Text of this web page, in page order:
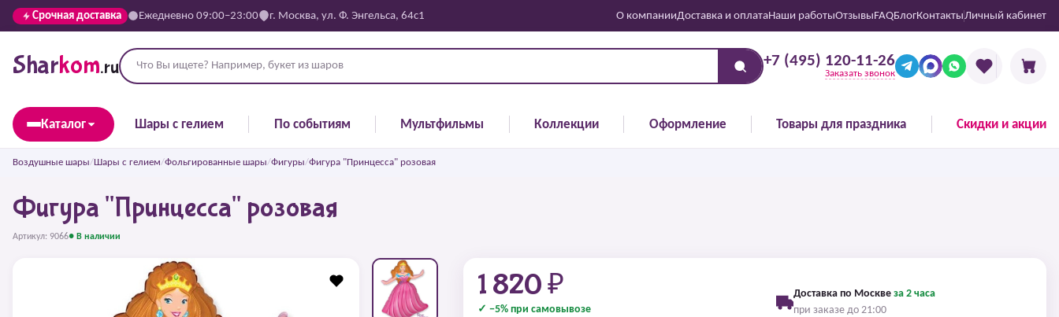
Срочная доставка Ежедневно 09:00–23:00 г. Москва, ул. Ф. Энгельса, 64с1 О компанииДоставка и оплатаНаши работыОтзывыFAQБлогКонтактыЛичный кабинет
Sharkom.ru +7 (495) 120-11-26
Заказать звонок
Каталог Шары с гелием По событиям Мультфильмы Коллекции Оформление Товары для праздника Скидки и акции
Воздушные шары/Шары с гелием/Фольгированные шары/Фигуры/Фигура "Принцесса" розовая
Фигура "Принцесса" розовая
Артикул: 9066● В наличии
1 820 ₽
✓ −5% при самовывозе
Доставка по Москве за 2 часа
при заказе до 21:00